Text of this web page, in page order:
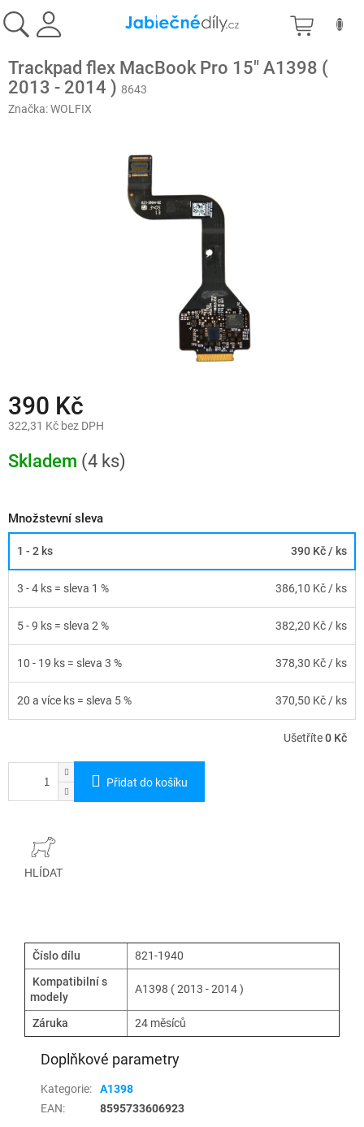
na
obsah
Trackpad flex MacBook Pro 15" A1398 (
2013 - 2014 ) 8643
Značka:WOLFIX
390 Kč
322,31 Kč bez DPH
cena:
Skladem (4 ks)
Množstevní sleva
1 - 2 ks 390 Kč/ ks
3 - 4 ks = sleva 1 % 386,10 Kč/ ks
5 - 9 ks = sleva 2 % 382,20 Kč/ ks
10 - 19 ks = sleva 3 % 378,30 Kč/ ks
20 a více ks = sleva 5 % 370,50 Kč/ ks
Ušetříte0 Kč
Přidat do košíku
HLÍDAT
Číslo dílu
821-1940
Kompatibilní s
modely
A1398 ( 2013 - 2014 )
Záruka 24 měsíců
Doplňkové parametry
Kategorie:
A1398
EAN: 8595733606923